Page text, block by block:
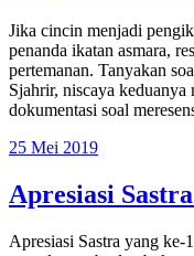
Jika cincin menjadi
penanda ikatan asmara,
pertemanan. Tanyakan
Sjahrir, niscaya
dokumentasi soal
25 Mei 2019
Apresiasi
Apresiasi Sastra yang ke-